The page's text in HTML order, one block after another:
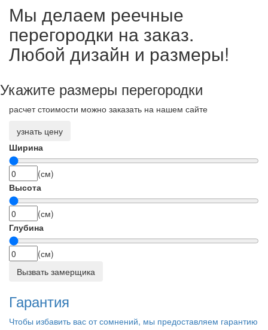
Мы делаем реечные
перегородки на заказ.
Любой дизайн и размеры!
Укажите размеры перегородки
расчет стоимости можно заказать на нашем сайте
узнать цену
Ширина
(см)
Высота
(см)
Глубина
(см)
Вызвать замерщика
Гарантия
Чтобы избавить вас от сомнений, мы предоставляем гарантию